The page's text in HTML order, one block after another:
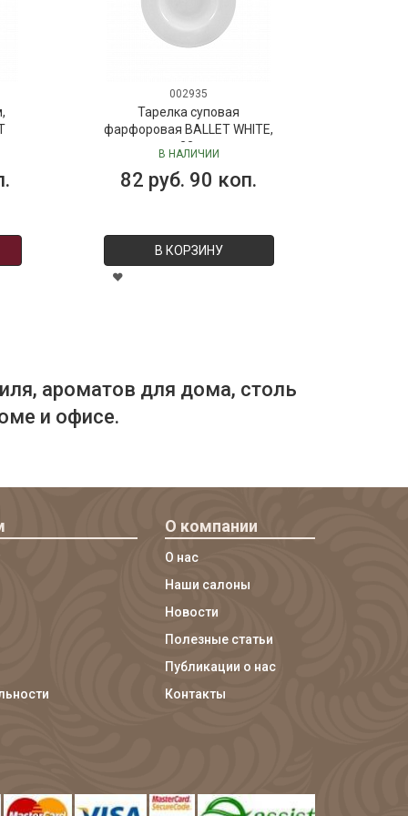
002935
Тарелка суповая
фарфоровая BALLET WHITE,
д. 23 см
В НАЛИЧИИ
82 руб. 90 коп.
В КОРЗИНУ
ароматов для дома, столь
и офисе.
О компании
О нас
Наши салоны
Новости
Полезные статьи
Публикации о нас
Контакты